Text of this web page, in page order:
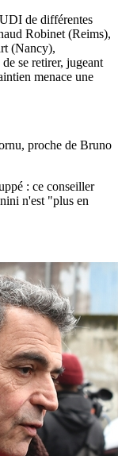
de différentes
Robinet (Reims),
(Nancy),
se retirer, jugeant
menace une
proche de Bruno
: ce conseiller
n'est "plus en